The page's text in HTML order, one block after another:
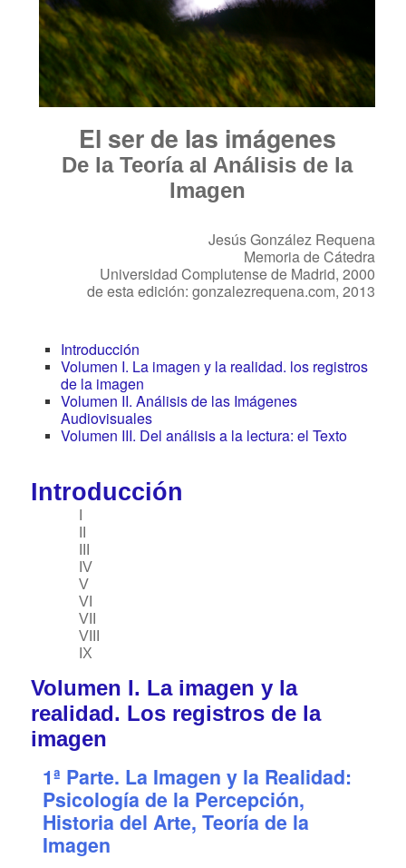
El ser de las imágenes
De la Teoría al Análisis de la
Imagen
Jesús González Requena
Memoria de Cátedra
Universidad Complutense de Madrid, 2000
de esta edición: gonzalezrequena.com, 2013
Introducción
Volumen I. La imagen y la realidad. los registros
de la imagen
Volumen II. Análisis de las Imágenes
Audiovisuales
Volumen III. Del análisis a la lectura: el Texto
Introducción
IV
V
VI
VII
VIII
IX
Volumen I. La imagen y la
realidad. Los registros de la
imagen
1ª Parte. La Imagen y la Realidad:
Psicología de la Percepción,
Historia del Arte, Teoría de la
Imagen